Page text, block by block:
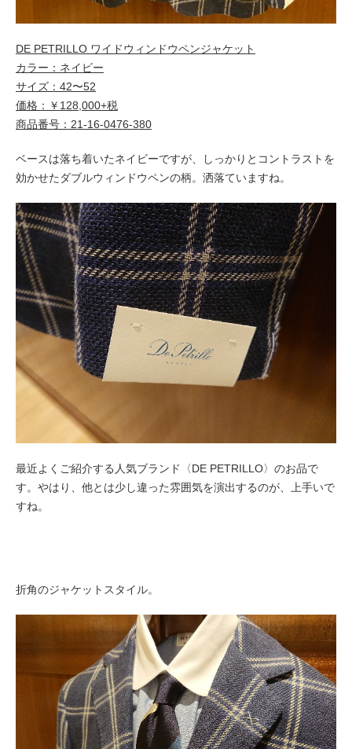
DE PETRILLO ワイドウィンドウペンジャケット
カラー：ネイビー
サイズ：42〜52
価格：￥128,000+税
商品番号：21-16-0476-380
ベースは落ち着いたネイビーですが、しっかりとコントラストを
効かせたダブルウィンドウペンの柄。洒落ていますね。
最近よくご紹介する人気ブランド〈DE PETRILLO〉のお品で
す。やはり、他とは少し違った雰囲気を演出するのが、上手いで
すね。
折角のジャケットスタイル。